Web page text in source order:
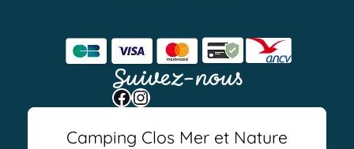
Suivez-nous
Facebook Instagram
Camping Clos Mer et Nature